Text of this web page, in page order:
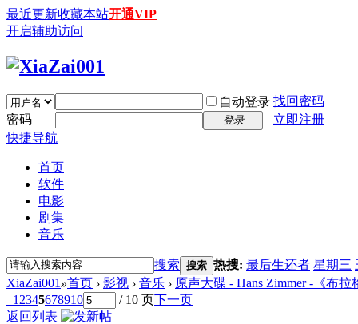
最近更新收藏本站开通VIP
开启辅助访问
自动登录 找回密码
密码
登录
立即注册
快捷导航
首页
软件
电影
剧集
音乐
搜索 搜索 热搜: 最后生还者 星期三
XiaZai001 »首页 › 影视 › 音乐 › 原声大碟 - Hans Zimmer -《布拉
1 2345678910 / 10 页下一页
返回列表